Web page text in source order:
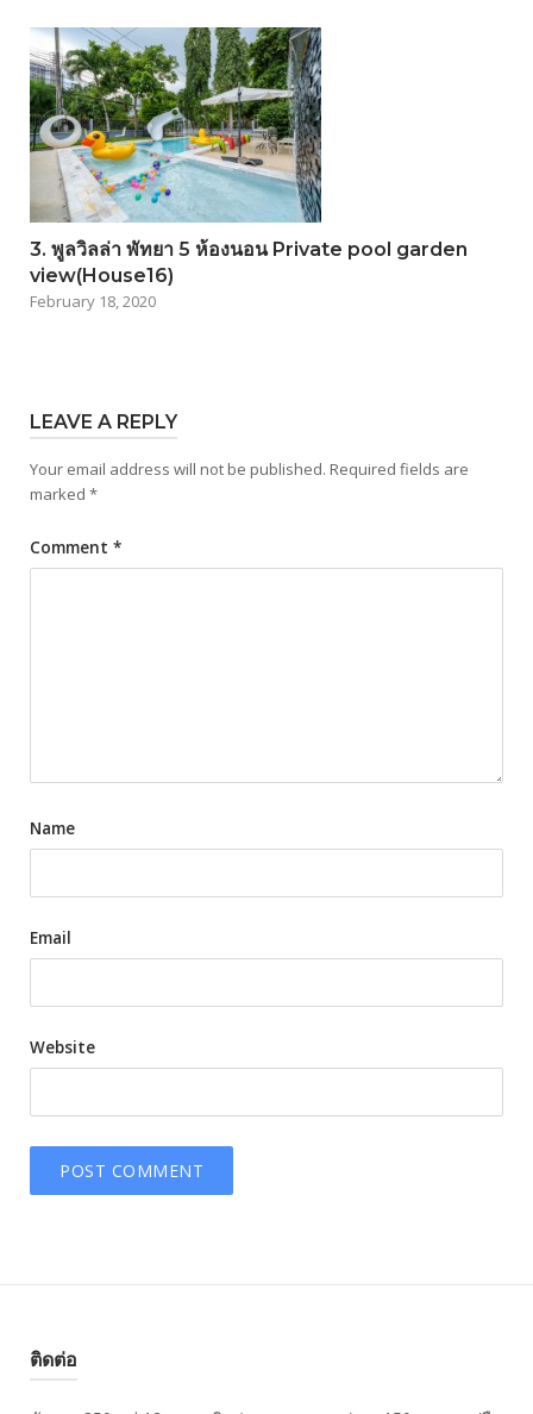
3. พูลวิลล่า พัทยา 5 ห้องนอน Private pool garden
view(House16)
February 18, 2020
LEAVE A REPLY
Your email address will not be published. Required fields are
marked *
Comment *
Name
Email
Website
ติดต่อ